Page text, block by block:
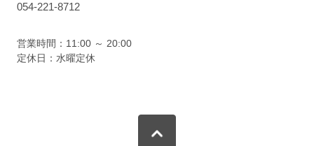
054-221-8712
営業時間：11:00 ～ 20:00
定休日：水曜定休